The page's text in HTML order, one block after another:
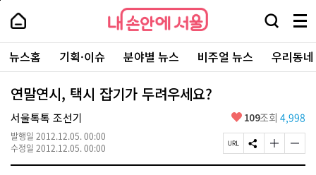
본
로
가
내
손
안
에
서
울
-
서
울
시
대
표
소
내
손
에
울
검
창
열
기
메
뉴
전
체
보
주
요
서
뉴스홈 기획·이슈 분야별 뉴스 비주얼 뉴스 우리동
연말연시, 택시 잡기가 두려우세요?
서울톡톡 조선기
발행일 2012.12.05. 00:00
수정일 2012.12.05. 00:00
좋
요
109조회 4,998
페
이
S
N
글
자
글
자
페
상
단
로